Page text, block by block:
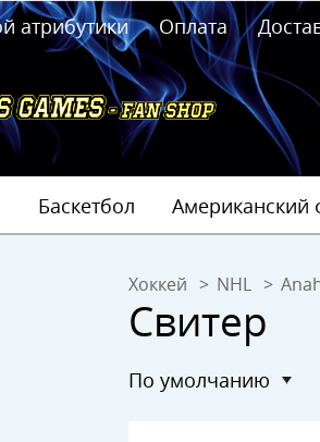
атрибутики Оплата
Баскетбол Американский
Хоккей NHL
Свитер
по умолчанию